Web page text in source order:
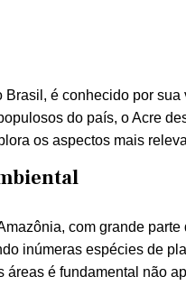
é conhecido por
do país, o Acre
os aspectos mais
com grande
inúmeras espécies de
é fundamental não